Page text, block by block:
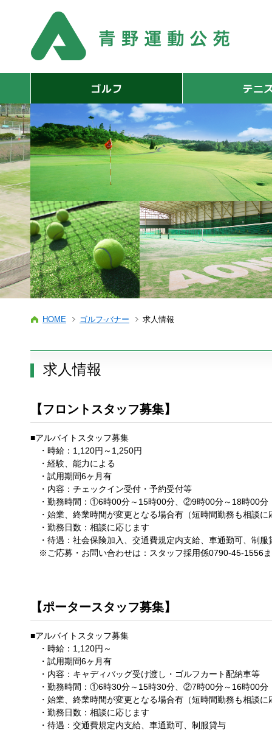
HOME ゴルフ-バナー 求人情報
求人情報
【フロントスタッフ募集】
■アルバイトスタッフ募集
・時給：1,120円～1,250円
・経験、能力による
・試用期間6ヶ月有
・内容：チェックイン受付・予約受付等
・勤務時間：①6時00分～15時00分、②9時00分～18時00分
・始業、終業時間が変更となる場合有（短時間勤務も相談に
・勤務日数：相談に応じます
・待遇：社会保険加入、交通費規定内支給、車通勤可、制服
※ご応募・お問い合わせは：スタッフ採用係0790-45-1556
【ポータースタッフ募集】
■アルバイトスタッフ募集
・時給：1,120円～
・試用期間6ヶ月有
・内容：キャディバッグ受け渡し・ゴルフカート配納車等
・勤務時間：①6時30分～15時30分、②7時00分～16時00分
・始業、終業時間が変更となる場合有（短時間勤務も相談に
・勤務日数：相談に応じます
・待遇：交通費規定内支給、車通勤可、制服貸与